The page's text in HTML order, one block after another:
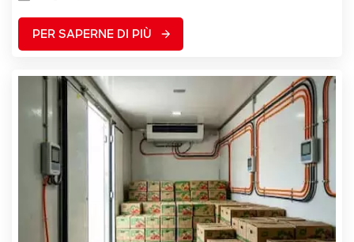
PER SAPERNE DI PIÙ